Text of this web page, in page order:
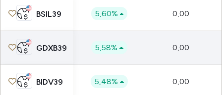
BSIL39 5,60% 0,00
GDXB39 5,58% 0,00
BIDV39 5,48% 0,00